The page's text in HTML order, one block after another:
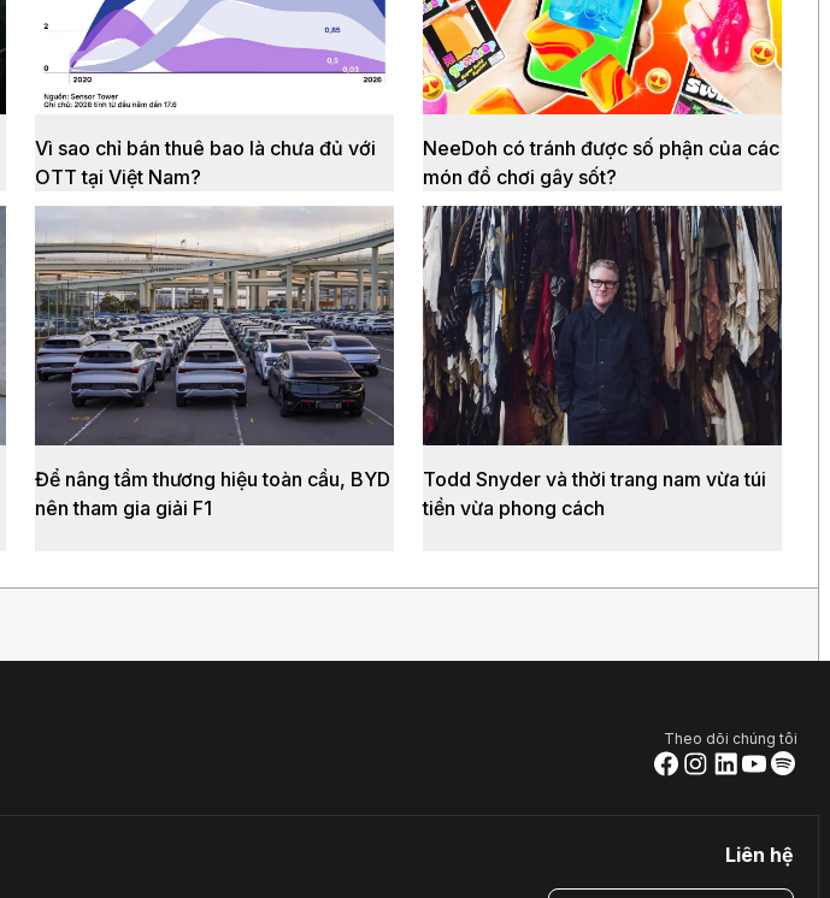
Vì sao chỉ bán thuê bao là chưa đủ với
OTT tại Việt Nam?
NeeDoh có tránh được số phận của các
món đồ chơi gây sốt?
Để nâng tầm thương hiệu toàn cầu, BYD
nên tham gia giải F1
Todd Snyder và thời trang nam vừa túi
tiền vừa phong cách
Theo dõi chúng tôi
Liên hệ